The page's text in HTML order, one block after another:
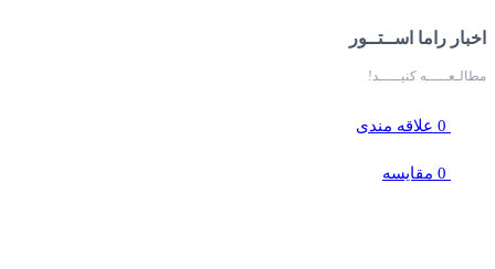
اخبار راما اســتــور
مطالـعـــــه کنیـــــد!
0 علاقه مندی
0 مقایسه